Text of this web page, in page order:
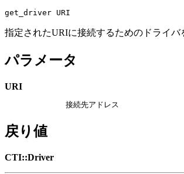
get_driver URI
指定されたURIに接続するためのドライバ
パラメータ
URI
        接続先アドレス
戻り値
CTI::Driver